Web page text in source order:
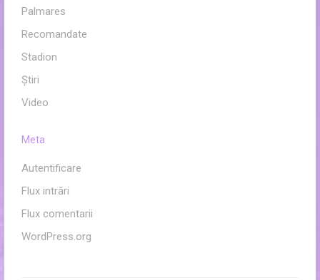
Palmares
Recomandate
Stadion
Ştiri
Video
Meta
Autentificare
Flux intrări
Flux comentarii
WordPress.org